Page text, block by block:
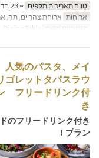
טווח תאריכים תקפים ~ 23 בדצמ, 2025, 25 בדצמ, 2025 ~
ארוחות ארוחת צהריים, תה,
קטגוריית מקום
人気のパスタ、メイ
ゴレットタパスラウ
フリードリンク付
き
のフリードリンク付き
プラン！